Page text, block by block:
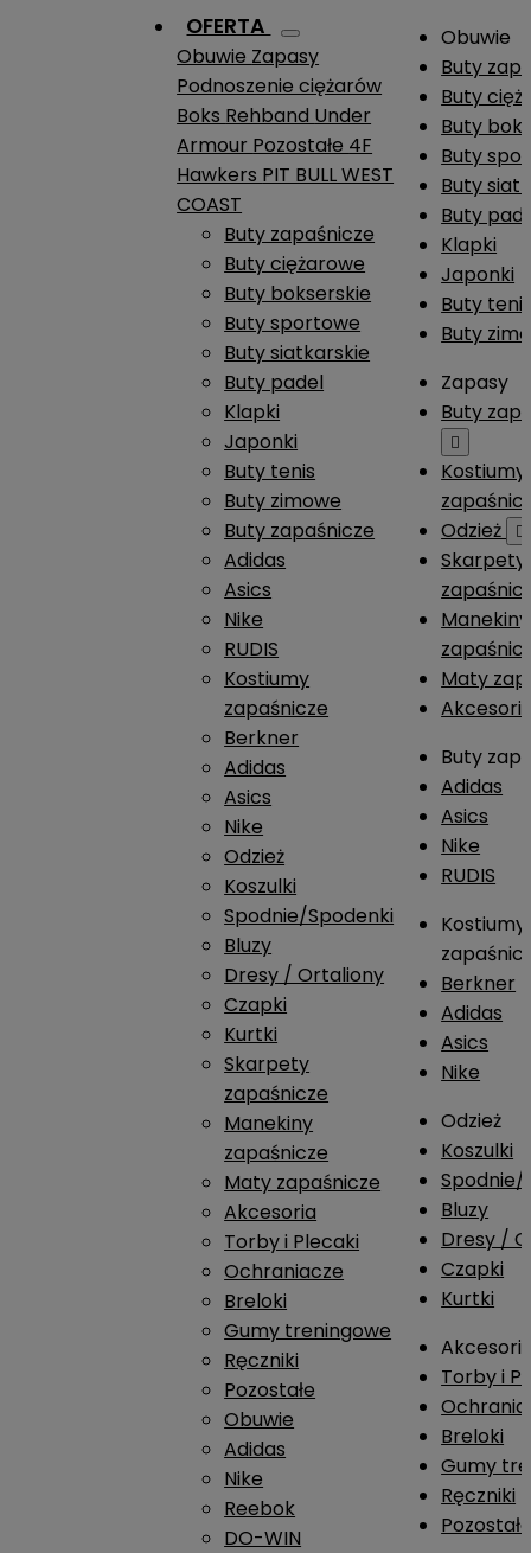
OFERTA
Obuwie Zapasy
Podnoszenie ciężarów
Boks Rehband Under
Armour Pozostałe 4F
Hawkers PIT BULL WEST
COAST
Buty zapaśnicze
Buty ciężarowe
Buty bokserskie
Buty sportowe
Buty siatkarskie
Buty padel
Klapki
Japonki
Buty tenis
Buty zimowe
Buty zapaśnicze
Adidas
Asics
Nike
RUDIS
Kostiumy
zapaśnicze
Berkner
Adidas
Asics
Nike
Odzież
Koszulki
Spodnie/Spodenki
Bluzy
Dresy / Ortaliony
Czapki
Kurtki
Skarpety
zapaśnicze
Manekiny
zapaśnicze
Maty zapaśnicze
Akcesoria
Torby i Plecaki
Ochraniacze
Breloki
Gumy treningowe
Ręczniki
Pozostałe
Obuwie
Adidas
Nike
Reebok
DO-WIN
Obuwie
Buty
Buty
Buty
Buty
Buty
Buty
Klapki
Japonki
Buty
Buty
Zapasy
Buty

Kostiumy
Odzież

Skarpety
Manekiny
Maty
Buty
Adidas
Asics
Nike
RUDIS
Kostiumy
Berkner
Adidas
Asics
Nike
Odzież
Koszulki
Spodnie/
Bluzy
Dresy /
Czapki
Kurtki
Torby i
Breloki
Gumy
Ręczniki